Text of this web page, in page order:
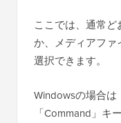
ここでは、通常ど
か、メディアフ
選択できます。
Windowsの場合は
「Command」キ